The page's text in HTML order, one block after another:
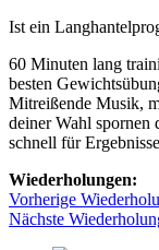
Ist ein
60 Minuten lang
besten
Mitreißende Musik,
deiner Wahl spornen
schnell für
Wiederholungen:
Vorherige
Nächste